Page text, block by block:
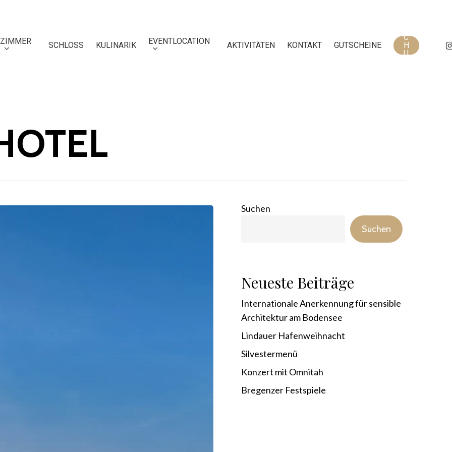
ZIMMER SCHLOSS KULINARIK EVENTLOCATION AKTIVITÄTEN KONTAKT GUTSCHEINE
C
H
U
Suchen
Suchen
Neueste Beiträge
Internationale Anerkennung für sensible
Architektur am Bodensee
Lindauer Hafenweihnacht
Silvestermenü
Konzert mit Omnitah
Bregenzer Festspiele